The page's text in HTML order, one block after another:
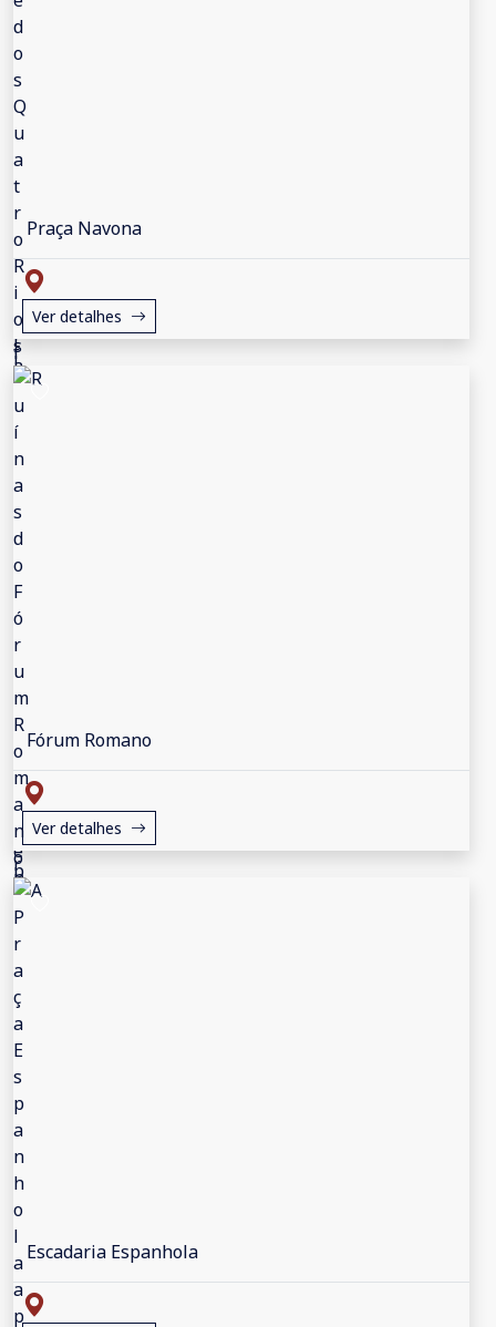
Praça Navona
Ver detalhes
Fórum Romano
Ver detalhes
Escadaria Espanhola